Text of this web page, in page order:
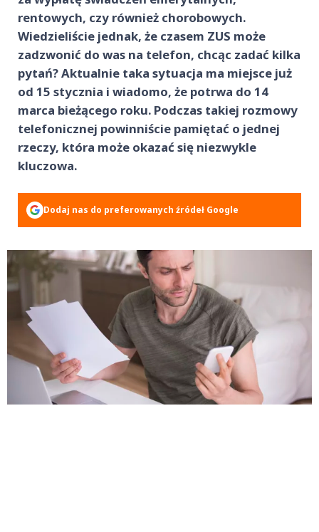
rentowych, czy również chorobowych.
Wiedzieliście jednak, że czasem ZUS może
zadzwonić do was na telefon, chcąc zadać kilka
pytań? Aktualnie taka sytuacja ma miejsce już
od 15 stycznia i wiadomo, że potrwa do 14
marca bieżącego roku. Podczas takiej rozmowy
telefonicznej powinniście pamiętać o jednej
rzeczy, która może okazać się niezwykle
kluczowa.
Dodaj nas do preferowanych źródeł Google